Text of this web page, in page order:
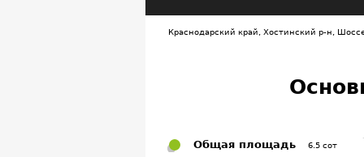
Краснодарский край, Хостинский р-н,
Общая площадь 6.5 сот